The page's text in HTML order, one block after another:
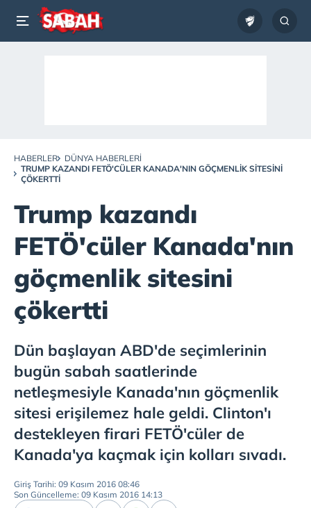
HABERLER
DÜNYA HABERLERI
TRUMP KAZANDI FETÖ'CÜLER KANADA'NIN GÖÇMENLIK SITESINI
ÇÖKERTTI
Trump kazandı
FETÖ'cüler Kanada'nın
göçmenlik sitesini
çökertti
Dün başlayan ABD'de seçimlerinin
bugün sabah saatlerinde
netleşmesiyle Kanada'nın göçmenlik
sitesi erişilemez hale geldi. Clinton'ı
destekleyen firari FETÖ'cüler de
Kanada'ya kaçmak için kolları sıvadı.
Giriş Tarihi: 09 Kasım 2016 08:46
Son Güncelleme: 09 Kasım 2016 14:13